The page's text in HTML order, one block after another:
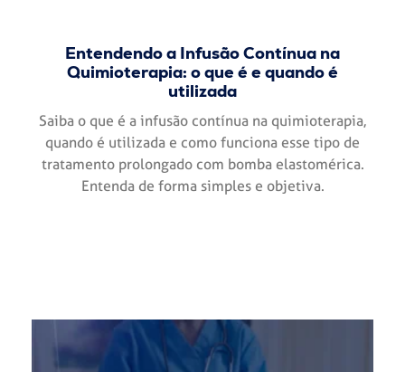
Entendendo a Infusão Contínua na
Quimioterapia: o que é e quando é
utilizada
Saiba o que é a infusão contínua na quimioterapia,
quando é utilizada e como funciona esse tipo de
tratamento prolongado com bomba elastomérica.
Entenda de forma simples e objetiva.